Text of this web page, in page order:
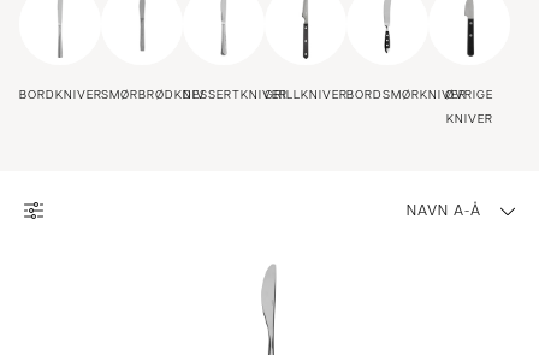
BORDKNIVERSMØRBRØDKNIVDESSERTKNIVERGRILLKNIVERBORDSMØRKNIVERØVRIGE
KNIVER
NAVN A-Å